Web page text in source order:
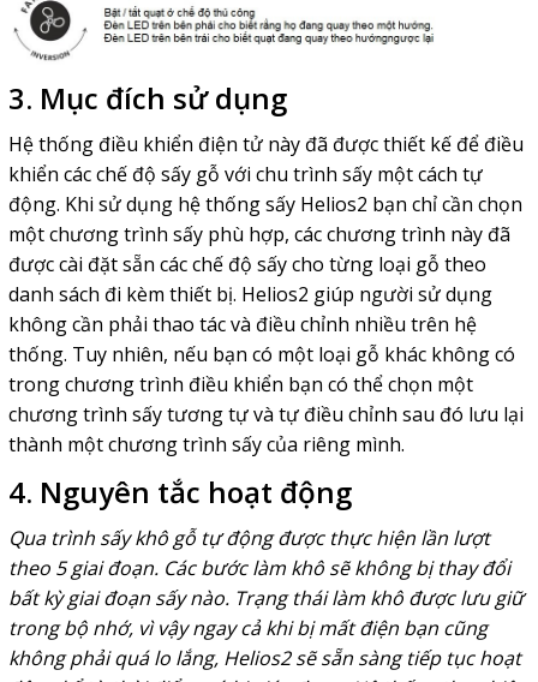
3. Mục đích sử dụng
Hệ thống điều khiển điện tử này đã được thiết kế để điều
khiển các chế độ sấy gỗ với chu trình sấy một cách tự
động. Khi sử dụng hệ thống sấy Helios2 bạn chỉ cần chọn
một chương trình sấy phù hợp, các chương trình này đã
được cài đặt sẵn các chế độ sấy cho từng loại gỗ theo
danh sách đi kèm thiết bị. Helios2 giúp người sử dụng
không cần phải thao tác và điều chỉnh nhiều trên hệ
thống. Tuy nhiên, nếu bạn có một loại gỗ khác không có
trong chương trình điều khiển bạn có thể chọn một
chương trình sấy tương tự và tự điều chỉnh sau đó lưu lại
thành một chương trình sấy của riêng mình.
4. Nguyên tắc hoạt động
Qua trình sấy khô gỗ tự động được thực hiện lần lượt
theo 5 giai đoạn. Các bước làm khô sẽ không bị thay đổi
bất kỳ giai đoạn sấy nào. Trạng thái làm khô được lưu giữ
trong bộ nhớ, vì vậy ngay cả khi bị mất điện bạn cũng
không phải quá lo lắng, Helios2 sẽ sẵn sàng tiếp tục hoạt